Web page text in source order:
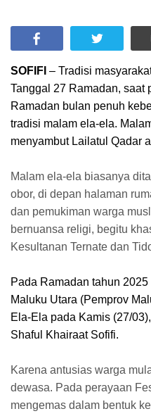
SOFIFI – Tradisi
Tanggal 27 Ramadan, saat
Ramadan bulan penuh
tradisi malam ela-ela.
menyambut Lailatul Qadar
Malam ela-ela biasanya
obor, di depan halaman
dan pemukiman warga
bernuansa religi, begitu
Kesultanan Ternate dan
Pada Ramadan tahun
Maluku Utara (Pemprov
Ela-Ela pada Kamis (27/
Shaful Khairaat Sofifi.
Karena antusias warga
dewasa. Pada perayaan
mengemas dalam bentuk